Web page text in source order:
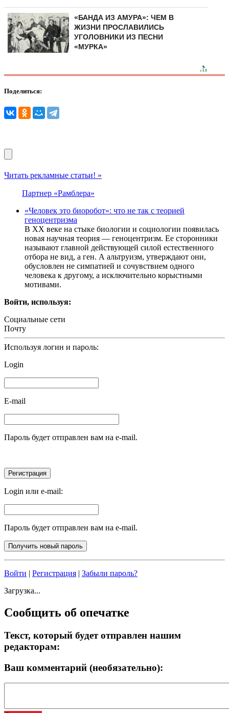
«БАНДА ИЗ АМУРА»: ЧЕМ В
ЖИЗНИ ПРОСЛАВИЛИСЬ
УГОЛОВНИКИ ИЗ ПЕСНИ
«МУРКА»
Поделиться:
Читать рекламные статьи! »
Партнер «Рамблера»
«Человек это биоробот»: что не так с теорией
геноцентризма
В XX веке на стыке биологии и социологии появилась
новая научная теория — геноцентризм. Ее сторонники
называют главной действующей силой естественного
отбора не вид, а ген. А альтруизм, утверждают они,
обусловлен не симпатией и сочувствием одного
человека к другому, а исключительно корыстными
мотивами.
Войти, используя:
Социальные сети
Почту
Используя логин и пароль:
Login
E-mail
Пароль будет отправлен вам на e-mail.
Login или e-mail:
Пароль будет отправлен вам на e-mail.
Войти | Регистрация | Забыли пароль?
Загрузка...
Сообщить об опечатке
Текст, который будет отправлен нашим
редакторам:
Ваш комментарий (необязательно):